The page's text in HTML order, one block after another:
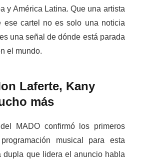
y América Latina. Que una artista
ese cartel no es solo una noticia
una señal de dónde está parada
el mundo.
Laferte, Kany
más
MADO confirmó los primeros
musical para esta
dupla que lidera el anuncio habla